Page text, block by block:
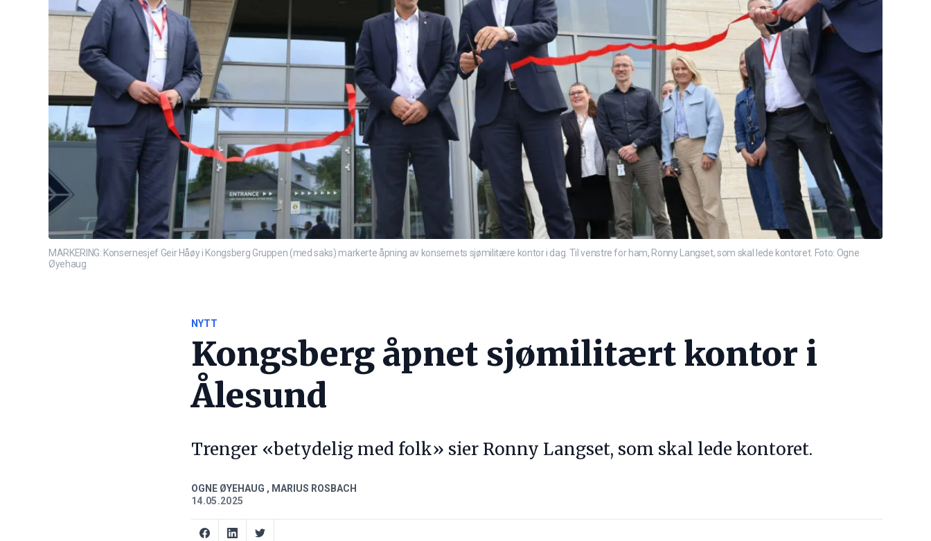
MARKERING: Konsernesjef Geir Håøy i Kongsberg Gruppen (med saks) markerte åpning av konsernets sjømilitære kontor i dag. Til venstre for ham, Ronny Langset, som skal lede kontoret. Foto: Ogne
Øyehaug
NYTT
Kongsberg åpnet sjømilitært kontor i
Ålesund
Trenger «betydelig med folk» sier Ronny Langset, som skal lede kontoret.
OGNE ØYEHAUG , MARIUS ROSBACH
14.05.2025